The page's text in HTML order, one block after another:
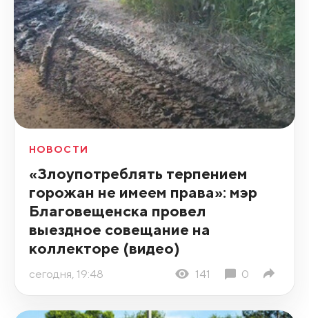
НОВОСТИ
«Злоупотреблять терпением
горожан не имеем права»: мэр
Благовещенска провел
выездное совещание на
коллекторе (видео)
сегодня, 19:48 141 0